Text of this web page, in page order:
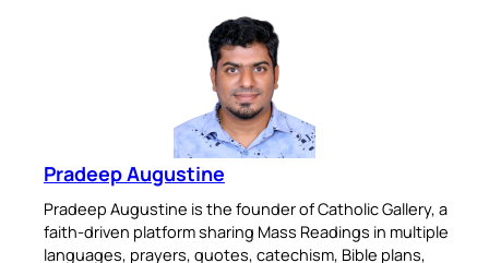
Pradeep Augustine
Pradeep Augustine is the founder of Catholic Gallery, a
faith-driven platform sharing Mass Readings in multiple
languages, prayers, quotes, catechism, Bible plans,